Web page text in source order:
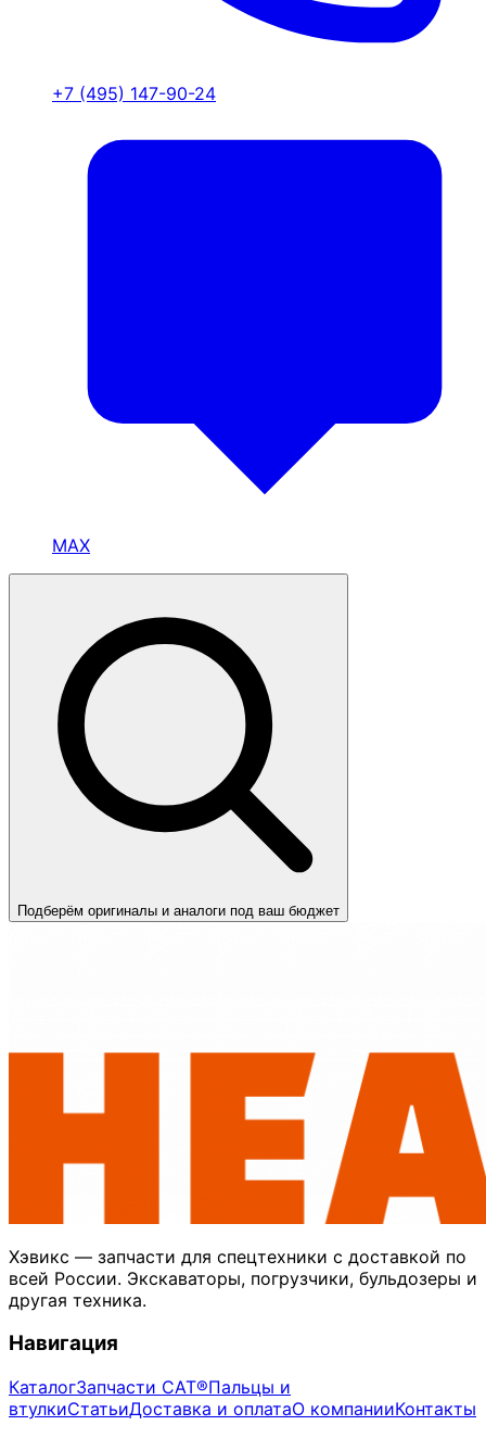
+7 (495) 147-90-24
MAX
Подберём оригиналы и аналоги под ваш бюджет
Хэвикс — запчасти для спецтехники с доставкой по
всей России. Экскаваторы, погрузчики, бульдозеры и
другая техника.
Навигация
КаталогЗапчасти CAT®Пальцы и
втулкиСтатьиДоставка и оплатаО компанииКонтакты